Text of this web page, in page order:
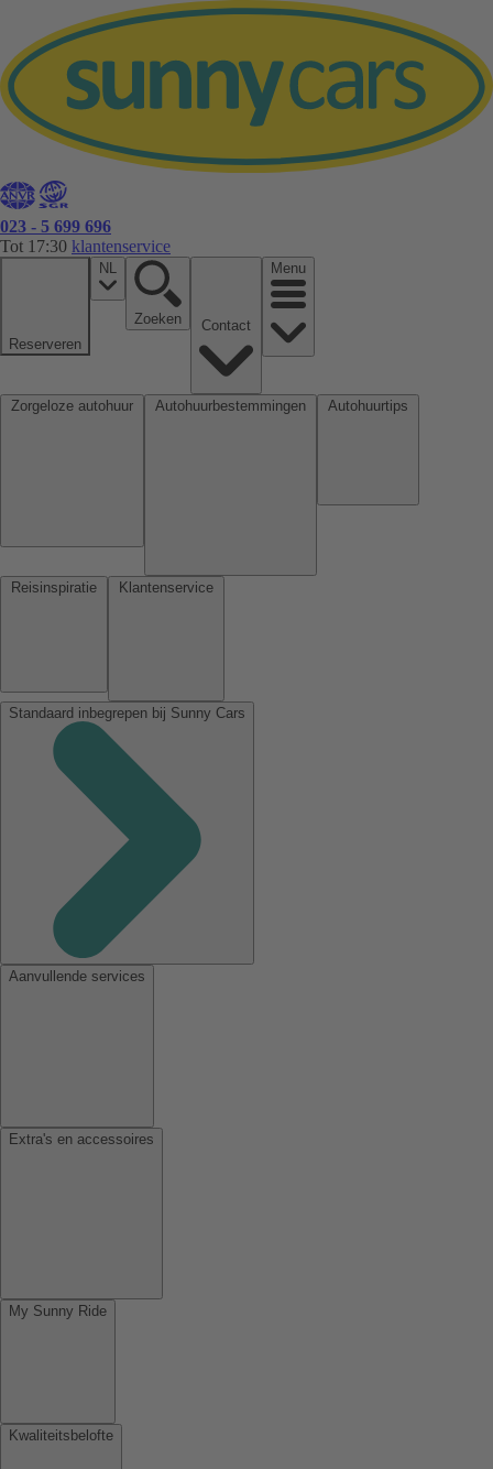
023 - 5 699 696
Tot 17:30 klantenservice
Reserveren
NL
Zoeken
Menu
Standaard inbegrepen bij Sunny Cars
Aanvullende services
Extra's en accessoires
My Sunny Ride
Kwaliteitsbelofte